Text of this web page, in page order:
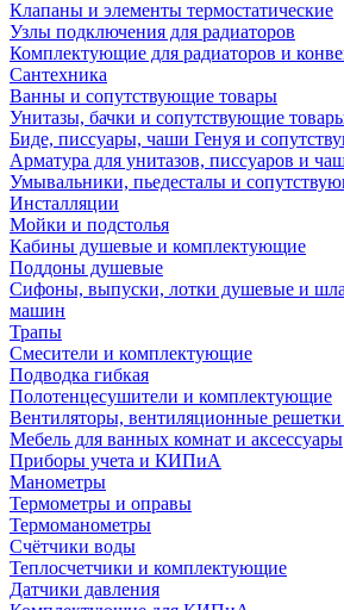
Клапаны и элементы термостатические
Узлы подключения для радиаторов
Комплектующие для радиаторов и
Сантехника
Ванны и сопутствующие товары
Унитазы, бачки и сопутствующие
Биде, писсуары, чаши Генуя и
Арматура для унитазов, писсуаров и
Умывальники, пьедесталы и
Инсталляции
Мойки и подстолья
Кабины душевые и комплектующие
Поддоны душевые
Сифоны, выпуски, лотки душевые и
машин
Трапы
Смесители и комплектующие
Подводка гибкая
Полотенцесушители и комплектующие
Вентиляторы, вентиляционные
Мебель для ванных комнат и аксессуары
Приборы учета и КИПиА
Манометры
Термометры и оправы
Термоманометры
Счётчики воды
Теплосчетчики и комплектующие
Датчики давления